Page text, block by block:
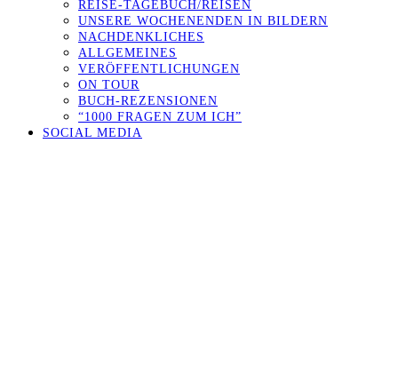
REISE-TAGEBUCH/REISEN
UNSERE WOCHENENDEN IN BILDERN
NACHDENKLICHES
ALLGEMEINES
VERÖFFENTLICHUNGEN
ON TOUR
BUCH-REZENSIONEN
“1000 FRAGEN ZUM ICH”
SOCIAL MEDIA